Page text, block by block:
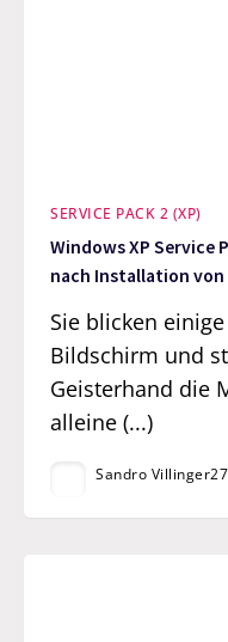
SERVICE PACK 2 (XP)
Windows XP Service
nach Installation von
Sie blicken
Bildschirm und
Geisterhand die
alleine (...)
Sandro Villinger